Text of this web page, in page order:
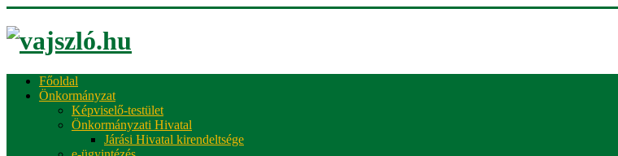
Főoldal
Önkormányzat
Képviselő-testület
Önkormányzati Hivatal
Járási Hivatal kirendeltsége